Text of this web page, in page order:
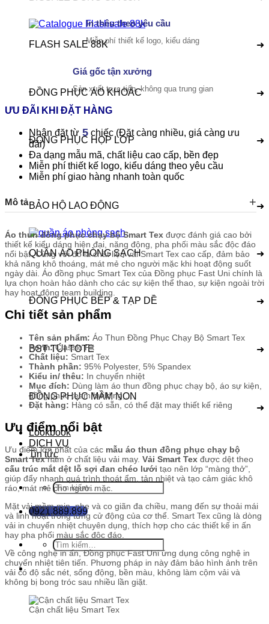
FLASH SALE 88K ➜
ĐỒNG PHỤC ÁO KHOÁC ➜
ĐỒNG PHỤC HỌP LỚP ➜
BẢO HỘ LAO ĐỘNG ➜
QUẦN ÁO PHÒNG SẠCH ➜
ĐỒNG PHỤC BẾP & TẠP DỀ ➜
BST TÚI TOTE ➜
ĐỒNG PHỤC MẦM NON
➜
Lookbook
DỊCH VỤ
Tin tức
Tìm
kiếm:
0921.889.899
Tìm
kiếm:
In thêu theo yêu cầu
Miễn phí thiết kế logo, kiểu dáng
Giá gốc tận xưởng
Sản xuất trực tiếp, không qua trung gian
ƯU ĐÃI KHI ĐẶT HÀNG
Nhận đặt từ 5 chiếc (Đặt càng nhiều, giá càng ưu
đãi)
Đa dạng mẫu mã, chất liệu cao cấp, bền đẹp
Miễn phí thiết kế logo, kiểu dáng theo yêu cầu
Miễn phí giao hàng nhanh toàn quốc
Mô tả
Áo thun đồng phục chạy bộ Smart Tex được đánh giá cao bởi
thiết kế kiểu dáng hiện đại, năng động, pha phối màu sắc độc đáo
nổi bật. Cùng với đó là chất liệu vải Smart Tex cao cấp, đảm bảo
khả năng khô thoáng, mát mẻ cho người mặc khi hoạt động suốt
ngày dài. Áo đồng phục Smart Tex của Đồng phục Fast Uni chính là
lựa chọn hoàn hảo dành cho các sự kiện thể thao, sự kiện ngoài trời
hay hoạt động team building.
Chi tiết sản phẩm
Tên sản phẩm: Áo Thun Đồng Phục Chạy Bộ Smart Tex
Form:Classic Fit
Chất liệu: Smart Tex
Thành phần: 95% Polyester, 5% Spandex
Kiểu in/ thêu: In chuyển nhiệt
Mục đích: Dùng làm áo thun đồng phục chạy bộ, áo sự kiện,
đồng phục team building,…
Đặt hàng: Hàng có sẵn, có thể đặt may thiết kế riêng
Ưu điểm nổi bật
Ưu điểm lớn nhất của các mẫu áo thun đồng phục chạy bộ
Smart Texnằm ở chất liệu vải may. Vải Smart Tex được dệt theo
cấu trúc mắt dệt lỗ sợi đan chéo lưới tạo nên lớp “màng thở”,
giúp đẩy nhanh quá trình thoát ẩm, tản nhiệt và tạo cảm giác khô
ráo, mát mẻ cho người mặc.
Mặt vải mềm mịn, nhẹ và co giãn đa chiều, mang đến sự thoải mái
và linh hoạt trong từng cử động của cơ thể. Smart Tex cũng là dòng
vải in chuyển nhiệt chuyên dụng, thích hợp cho các thiết kế in ấn
hay pha phối màu sắc độc đáo.
Về công nghệ in ấn, Đồng phục Fast Uni ứng dụng công nghệ in
chuyển nhiệt tiên tiến. Phương pháp in này đảm bảo hình ảnh trên
vải có độ sắc nét, sống động, bền màu, không làm cộm vải và
không bị bong tróc sau nhiều lần giặt.
Cận chất liệu Smart Tex